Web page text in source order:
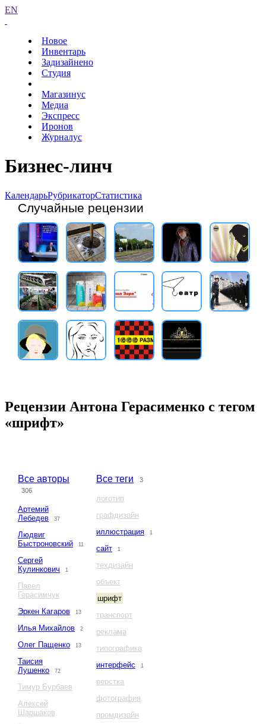
EN
Новое
Инвентарь
Задизайнено
Студия
Магазинус
Медиа
Экспресс
Иронов
Журналус
Бизнес-линч
КалендарьРубрикаторСтатистика
Случайные рецензии
Рецензии Антона Герасименко с тегом
«шрифт»
Все авторы
306
Артемий
Лебедев
37
Людвиг
Быстроновский
11
Сергей
Кулинкович
1
Павел
Герасимчук
Эркен Кагаров
13
Илья Михайлов 2
Олег Пащенко 13
Таисия
Лушенко
72
Тимур Бурбаев
Алексей
Шаршаков
Все теги 3
логотип
графдизайн
иллюстрация
1
сайт 1
техдизайн
объект
шрифт
транспорт
реклама
типографика
интерфейс
1
верстка
фотография
промдизайн